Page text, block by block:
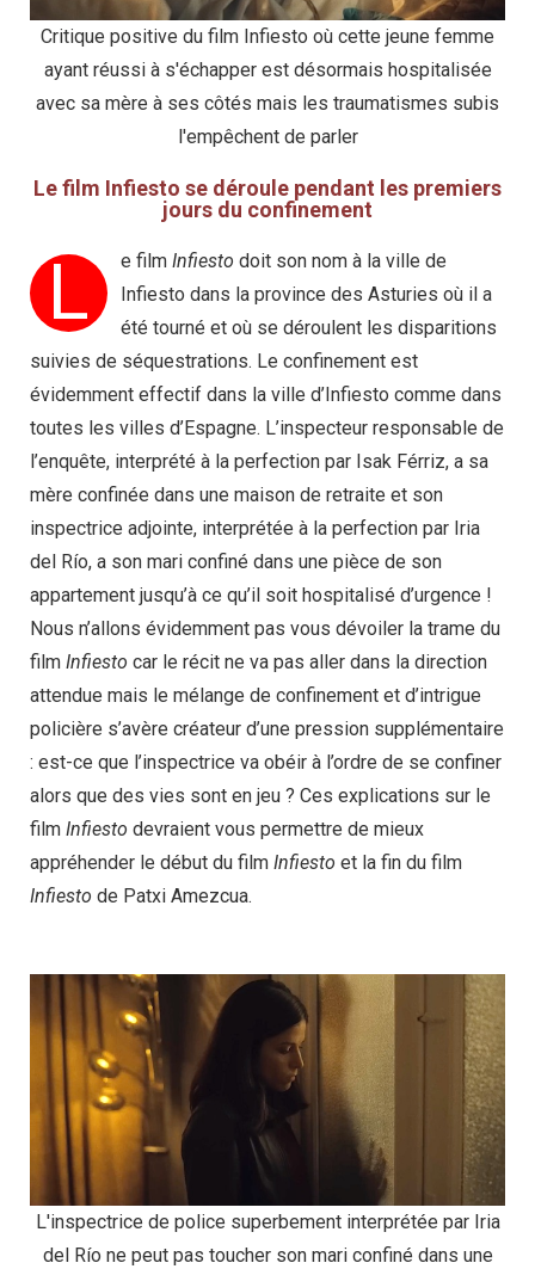
Critique positive du film Infiesto où cette jeune femme
ayant réussi à s'échapper est désormais hospitalisée
avec sa mère à ses côtés mais les traumatismes subis
l'empêchent de parler
Le film Infiesto se déroule pendant les premiers
jours du confinement
L e film Infiesto doit son nom à la ville de
Infiesto dans la province des Asturies où il a
été tourné et où se déroulent les disparitions
suivies de séquestrations. Le confinement est
évidemment effectif dans la ville d’Infiesto comme dans
toutes les villes d’Espagne. L’inspecteur responsable de
l’enquête, interprété à la perfection par Isak Férriz, a sa
mère confinée dans une maison de retraite et son
inspectrice adjointe, interprétée à la perfection par Iria
del Río, a son mari confiné dans une pièce de son
appartement jusqu’à ce qu’il soit hospitalisé d’urgence !
Nous n’allons évidemment pas vous dévoiler la trame du
film Infiesto car le récit ne va pas aller dans la direction
attendue mais le mélange de confinement et d’intrigue
policière s’avère créateur d’une pression supplémentaire
: est-ce que l’inspectrice va obéir à l’ordre de se confiner
alors que des vies sont en jeu ? Ces explications sur le
film Infiesto devraient vous permettre de mieux
appréhender le début du film Infiesto et la fin du film
Infiesto de Patxi Amezcua.
L'inspectrice de police superbement interprétée par Iria
del Río ne peut pas toucher son mari confiné dans une